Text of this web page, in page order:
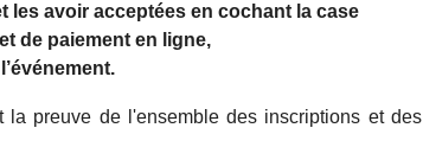
les avoir acceptées en cochant la case
de paiement en ligne,
la preuve de l'ensemble des inscriptions et des